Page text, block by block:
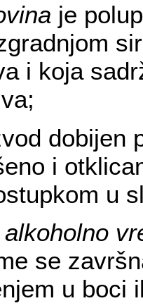
je
i koja
dobijen
i
u
se
u boci